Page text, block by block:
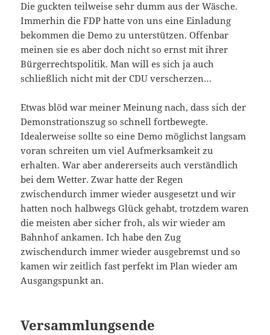
Die guckten teilweise sehr dumm aus der Wäsche.
Immerhin die FDP hatte von uns eine Einladung
bekommen die Demo zu unterstützen. Offenbar
meinen sie es aber doch nicht so ernst mit ihrer
Bürgerrechtspolitik. Man will es sich ja auch
schließlich nicht mit der CDU verscherzen…
Etwas blöd war meiner Meinung nach, dass sich der
Demonstrationszug so schnell fortbewegte.
Idealerweise sollte so eine Demo möglichst langsam
voran schreiten um viel Aufmerksamkeit zu
erhalten. War aber andererseits auch verständlich
bei dem Wetter. Zwar hatte der Regen
zwischendurch immer wieder ausgesetzt und wir
hatten noch halbwegs Glück gehabt, trotzdem waren
die meisten aber sicher froh, als wir wieder am
Bahnhof ankamen. Ich habe den Zug
zwischendurch immer wieder ausgebremst und so
kamen wir zeitlich fast perfekt im Plan wieder am
Ausgangspunkt an.
Versammlungsende